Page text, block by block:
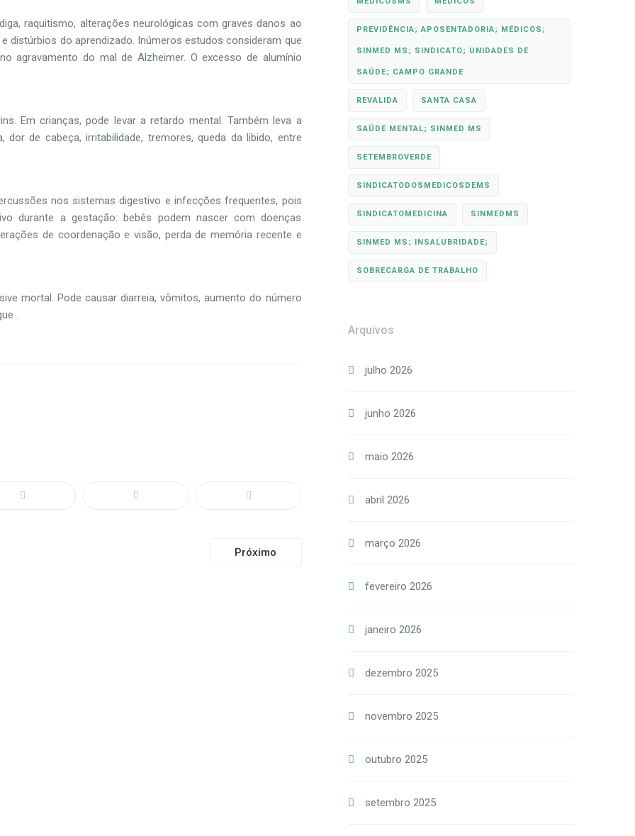
raquitismo, alterações neurológicas com graves danos ao
distúrbios do aprendizado. Inúmeros estudos consideram que
agravamento do mal de Alzheimer. O excesso de alumínio
Em crianças, pode levar a retardo mental. Também leva a
de cabeça, irritabilidade, tremores, queda da libido, entre
nos sistemas digestivo e infecções frequentes, pois
durante a gestação: bebês podem nascer com doenças
de coordenação e visão, perda de memória recente e
mortal. Pode causar diarreia, vômitos, aumento do número
.
Próximo
PREVIDÊNCIA; APOSENTADORIA; MÉDICOS;
SINMED MS; SINDICATO; UNIDADES DE
SAÚDE; CAMPO GRANDE
REVALIDA SANTA CASA
SAÚDE MENTAL; SINMED MS
SETEMBROVERDE
SINDICATODOSMEDICOSDEMS
SINDICATOMEDICINA SINMEDMS
SINMED MS; INSALUBRIDADE;
SOBRECARGA DE TRABALHO
Arquivos
julho 2026
junho 2026
maio 2026
abril 2026
março 2026
fevereiro 2026
janeiro 2026
dezembro 2025
novembro 2025
outubro 2025
setembro 2025